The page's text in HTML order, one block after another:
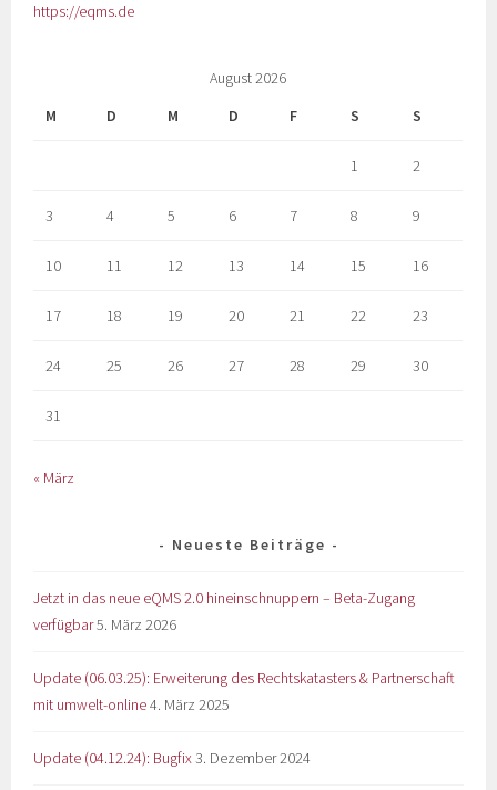
https://eqms.de
August 2026
M
D M D F S S
1 2
3 4 5 6 7 8 9
10 11 12 13 14 15 16
17 18 19 20 21 22 23
24 25 26 27 28 29 30
31
« März
Neueste Beiträge
Jetzt in das neue eQMS 2.0 hineinschnuppern – Beta-Zugang
verfügbar5. März 2026
Update (06.03.25): Erweiterung des Rechtskatasters & Partnerschaft
mit umwelt-online4. März 2025
Update (04.12.24): Bugfix3. Dezember 2024